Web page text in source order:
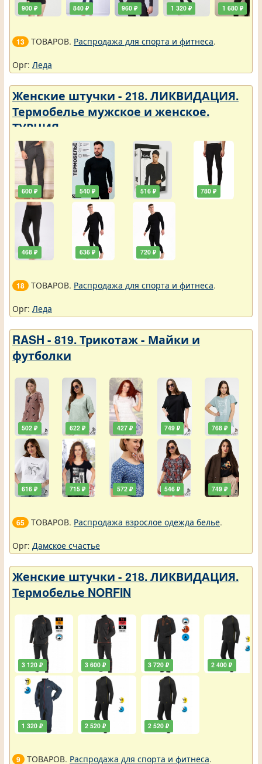
900 ₽ 840 ₽ 960 ₽ 1 320 ₽ 1 680 ₽
13 ТОВАРОВ. Распродажа для спорта и фитнеса.
Орг: Леда
Женские штучки - 218. ЛИКВИДАЦИЯ.
Термобелье мужское и женское.
ТУРЦИЯ
600 ₽
468 ₽
540 ₽
636 ₽
516 ₽
720 ₽
780 ₽
18 ТОВАРОВ. Распродажа для спорта и фитнеса.
Орг: Леда
RASH - 819. Трикотаж - Майки и
футболки
502 ₽
616 ₽
622 ₽
715 ₽
427 ₽
572 ₽
749 ₽
546 ₽
768 ₽
749 ₽
65 ТОВАРОВ. Распродажа взрослое одежда белье.
Орг: Дамское счастье
Женские штучки - 218. ЛИКВИДАЦИЯ.
Термобелье NORFIN
3 120 ₽
1 320 ₽
3 600 ₽
2 520 ₽
3 720 ₽
2 520 ₽
2 400 ₽
9 ТОВАРОВ. Распродажа для спорта и фитнеса.